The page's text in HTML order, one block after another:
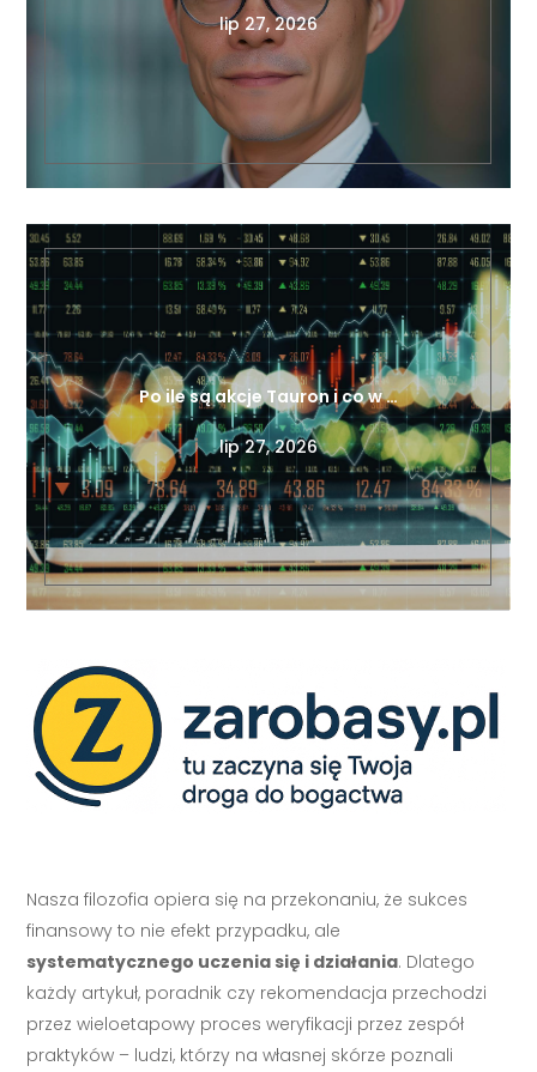
lip 27, 2026
Po ile są akcje Tauron i co w …
lip 27, 2026
Nasza filozofia opiera się na przekonaniu, że sukces
finansowy to nie efekt przypadku, ale
systematycznego uczenia się i działania. Dlatego
każdy artykuł, poradnik czy rekomendacja przechodzi
przez wieloetapowy proces weryfikacji przez zespół
praktyków – ludzi, którzy na własnej skórze poznali